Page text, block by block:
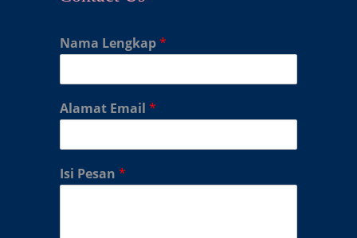
Nama Lengkap*
Alamat Email *
Isi Pesan *